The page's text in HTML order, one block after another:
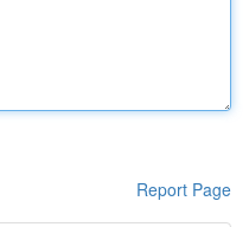
Report Page